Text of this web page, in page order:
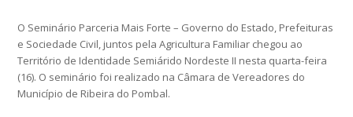
O Seminário Parceria Mais Forte – Governo do Estado, Prefeituras
e Sociedade Civil, juntos pela Agricultura Familiar chegou ao
Território de Identidade Semiárido Nordeste II nesta quarta-feira
(16). O seminário foi realizado na Câmara de Vereadores do
Município de Ribeira do Pombal.